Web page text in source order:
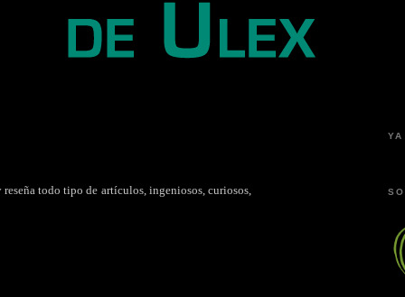
todo tipo de artículos, ingeniosos, curiosos,